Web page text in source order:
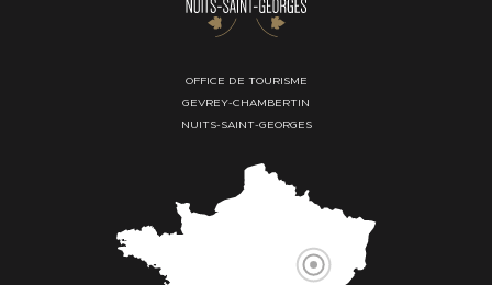
OFFICE DE TOURISME
GEVREY-CHAMBERTIN
NUITS-SAINT-GEORGES